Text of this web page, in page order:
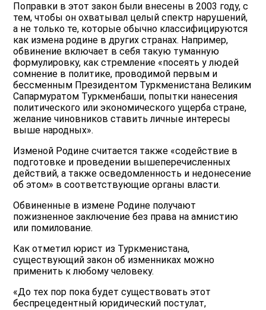
Поправки в этот закон были внесены в 2003 году, с
тем, чтобы он охватывал целый спектр нарушений,
а не только те, которые обычно классифицируются
как измена родине в других странах. Например,
обвинение включает в себя такую туманную
формулировку, как стремление «посеять у людей
сомнение в политике, проводимой первым и
бессменным Президентом Туркменистана Великим
Сапармуратом Туркменбаши, попытки нанесения
политического или экономического ущерба стране,
желание чиновников ставить личные интересы
выше народных».
Изменой Родине считается также «содействие в
подготовке и проведении вышеперечисленных
действий, а также осведомленность и недонесение
об этом» в соответствующие органы власти.
Обвиненные в измене Родине получают
пожизненное заключение без права на амнистию
или помилование.
Как отметил юрист из Туркменистана,
существующий закон об изменниках можно
применить к любому человеку.
«До тех пор пока будет существовать этот
беспрецедентный юридический постулат,